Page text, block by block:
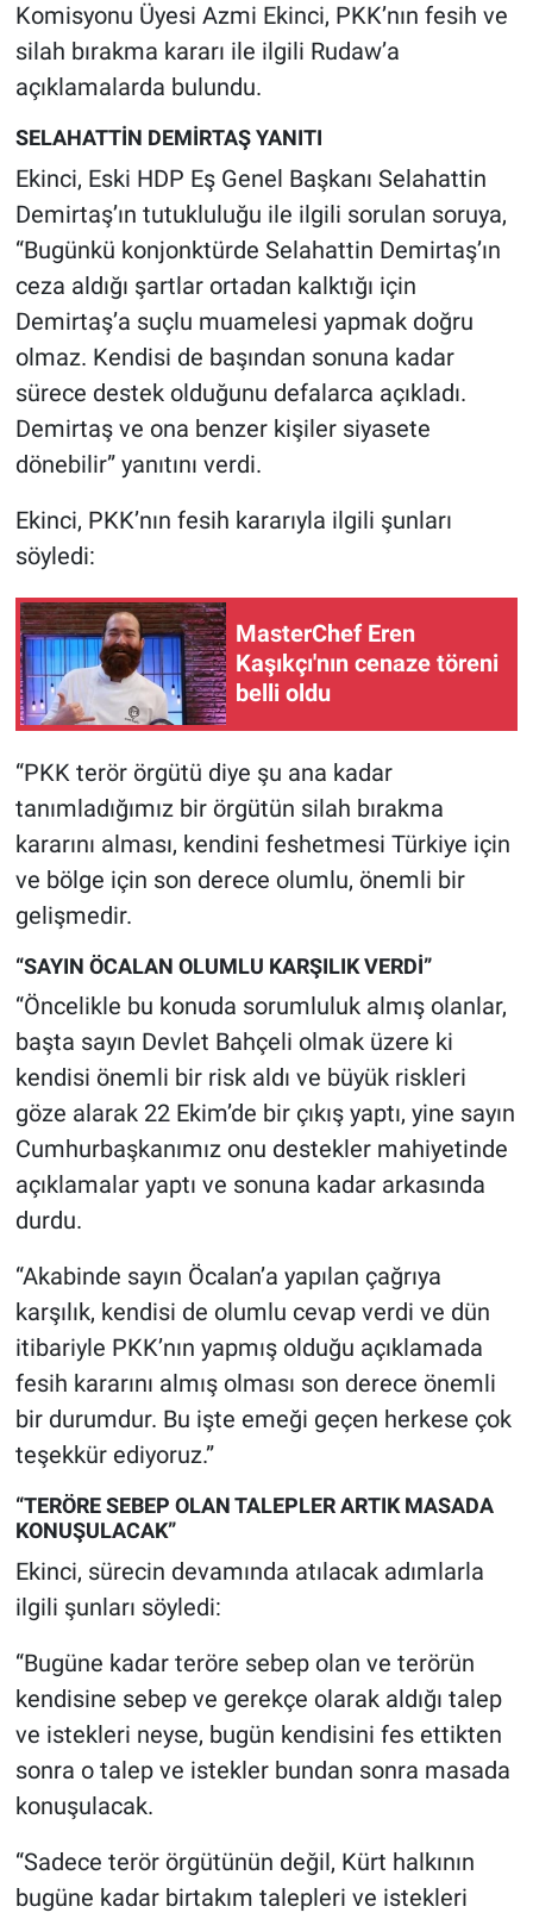
Komisyonu Üyesi Azmi Ekinci, PKK’nın fesih ve
silah bırakma kararı ile ilgili Rudaw’a
açıklamalarda bulundu.
SELAHATTİN DEMİRTAŞ YANITI
Ekinci, Eski HDP Eş Genel Başkanı Selahattin
Demirtaş’ın tutukluluğu ile ilgili sorulan soruya,
“Bugünkü konjonktürde Selahattin Demirtaş’ın
ceza aldığı şartlar ortadan kalktığı için
Demirtaş’a suçlu muamelesi yapmak doğru
olmaz. Kendisi de başından sonuna kadar
sürece destek olduğunu defalarca açıkladı.
Demirtaş ve ona benzer kişiler siyasete
dönebilir” yanıtını verdi.
Ekinci, PKK’nın fesih kararıyla ilgili şunları
söyledi:
MasterChef Eren
Kaşıkçı'nın cenaze töreni
belli oldu
“PKK terör örgütü diye şu ana kadar
tanımladığımız bir örgütün silah bırakma
kararını alması, kendini feshetmesi Türkiye için
ve bölge için son derece olumlu, önemli bir
gelişmedir.
“SAYIN ÖCALAN OLUMLU KARŞILIK VERDİ”
“Öncelikle bu konuda sorumluluk almış olanlar,
başta sayın Devlet Bahçeli olmak üzere ki
kendisi önemli bir risk aldı ve büyük riskleri
göze alarak 22 Ekim’de bir çıkış yaptı, yine sayın
Cumhurbaşkanımız onu destekler mahiyetinde
açıklamalar yaptı ve sonuna kadar arkasında
durdu.
“Akabinde sayın Öcalan’a yapılan çağrıya
karşılık, kendisi de olumlu cevap verdi ve dün
itibariyle PKK’nın yapmış olduğu açıklamada
fesih kararını almış olması son derece önemli
bir durumdur. Bu işte emeği geçen herkese çok
teşekkür ediyoruz.”
“TERÖRE SEBEP OLAN TALEPLER ARTIK MASADA
KONUŞULACAK”
Ekinci, sürecin devamında atılacak adımlarla
ilgili şunları söyledi:
“Bugüne kadar teröre sebep olan ve terörün
kendisine sebep ve gerekçe olarak aldığı talep
ve istekleri neyse, bugün kendisini fes ettikten
sonra o talep ve istekler bundan sonra masada
konuşulacak.
“Sadece terör örgütünün değil, Kürt halkının
bugüne kadar birtakım talepleri ve istekleri
İlan
Kimdir
Koronavirüs
Kültür Sanat
Ne demişti
Nedir
Popüler
Programlar
Sağlık
Spor
Teknoloji
Türkiye'nin Geleceği
Yerel Gündem
Yerel Yaşam